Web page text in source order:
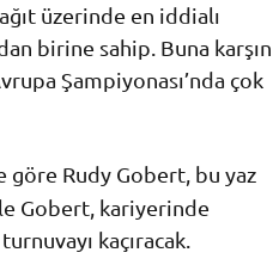
üzerinde en iddialı
birine sahip. Buna karşın
Şampiyonası’nda çok
göre Rudy Gobert, bu yaz
Gobert, kariyerinde
kaçıracak.